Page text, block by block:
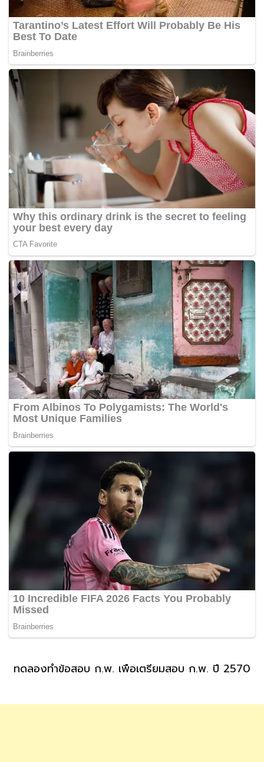
ทดลองทำข้อสอบ ก.พ. เพื่อเตรียมสอบ ก.พ. ปี 2570